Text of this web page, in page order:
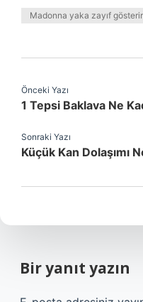
Madonna yaka zayıf
Önceki Yazı
1 Tepsi Baklava Ne
Sonraki Yazı
Küçük Kan Dolaşımı
Bir yanıt yazın